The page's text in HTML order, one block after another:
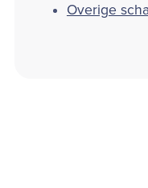
Overige